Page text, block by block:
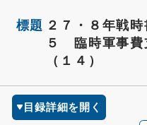
標題 ２７・８年戦
５ 臨時軍事
（１４）
目録詳細を開く